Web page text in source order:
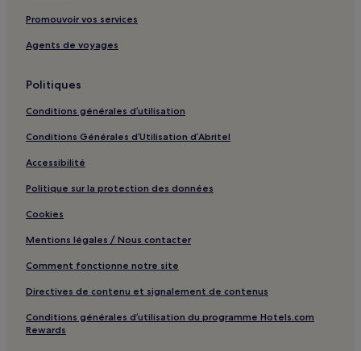
Promouvoir vos services
Agents de voyages
Politiques
Conditions générales d’utilisation
Conditions Générales d’Utilisation d’Abritel
Accessibilité
Politique sur la protection des données
Cookies
Mentions légales / Nous contacter
Comment fonctionne notre site
Directives de contenu et signalement de contenus
Conditions générales d’utilisation du programme Hotels.com
Rewards